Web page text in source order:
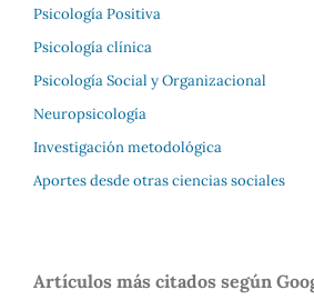
Psicología Positiva
Psicología clínica
Psicología Social y Organizacional
Neuropsicología
Investigación metodológica
Aportes desde otras ciencias sociales
Artículos más citados según